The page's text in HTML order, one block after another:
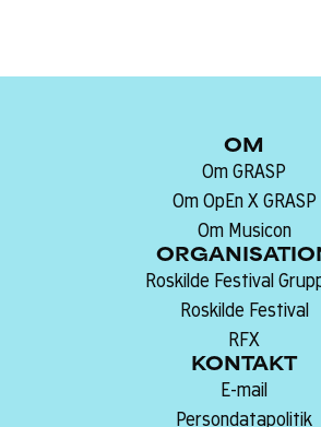
OM
Om GRASP
Om OpEn X GRASP
Om Musicon
Roskilde Festival
Roskilde Festival
RFX
KONTAKT
E-mail
Persondatapolitik